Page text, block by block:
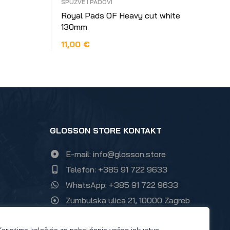
SPUŽVE I PADOVI
Royal Pads OF Heavy cut white
130mm
11,00 €
GLOSSON STORE KONTAKT
E-mail: info@glosson.store
Telefon: +385 91 722 9633
WhatsApp: +385 91 722 9633
Zumbulska ulica 21, 10000 Zagreb